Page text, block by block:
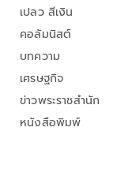
เปลว สีเงิน
คอลัมนิสต์
บทความ
เศรษฐกิจ
ข่าวพระราชสำนัก
หนังสือพิมพ์